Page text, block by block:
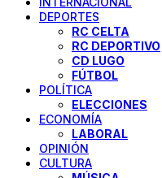
DEPORTES
RC CELTA
RC DEPORTIVO
CD LUGO
FÚTBOL
POLÍTICA
ELECCIONES
ECONOMÍA
LABORAL
OPINIÓN
CULTURA